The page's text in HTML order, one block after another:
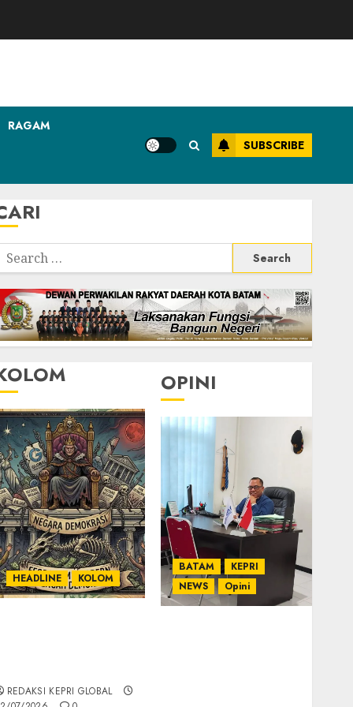
RAGAM
SUBSCRIBE
Search
HEADLINE KOLOM
REDAKSI KEPRI GLOBAL
OPINI
BATAM
KEPRI
NEWS
Opini